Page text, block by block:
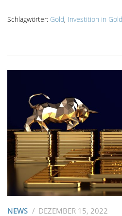
Schlagwörter: Gold, Investition in Gold
NEWS DEZEMBER 15, 2022